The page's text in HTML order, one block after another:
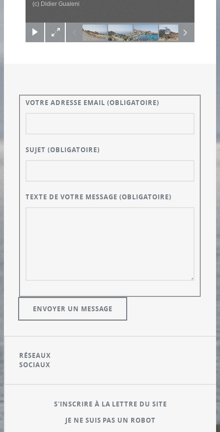
(c) Didier Gualeni
VOTRE ADRESSE EMAIL(OBLIGATOIRE)
SUJET(OBLIGATOIRE)
TEXTE DE VOTRE MESSAGE(OBLIGATOIRE)
RÉSEAUX
SOCIAUX
S'INSCRIRE À LA LETTRE DU SITE
JE NE SUIS PAS UN ROBOT